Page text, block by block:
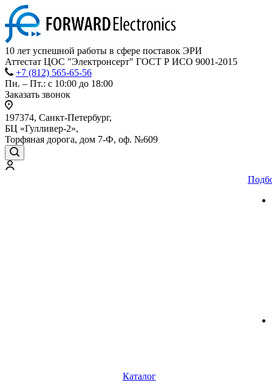
10 лет успешной работы в сфере поставок ЭРИ
Аттестат ЦОС "Электронсерт" ГОСТ Р ИСО 9001-2015
+7 (812) 565-65-56
Пн. – Пт.: с 10:00 до 18:00
Заказать звонок
197374, Санкт-Петербург,
БЦ «Гулливер-2»,
Торфяная дорога, дом 7-Ф, оф. №609
Каталог